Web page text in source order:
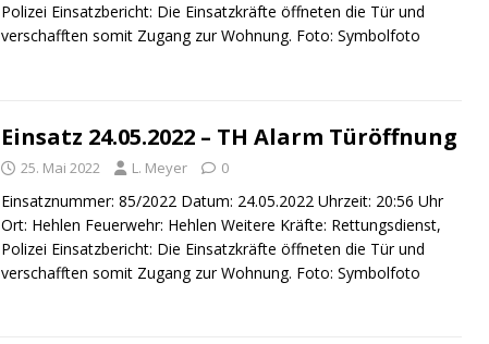
Polizei Einsatzbericht: Die Einsatzkräfte öffneten die Tür und
verschafften somit Zugang zur Wohnung. Foto: Symbolfoto
Einsatz 24.05.2022 – TH Alarm Türöffnung
25. Mai 2022 L. Meyer 0
Einsatznummer: 85/2022 Datum: 24.05.2022 Uhrzeit: 20:56 Uhr
Ort: Hehlen Feuerwehr: Hehlen Weitere Kräfte: Rettungsdienst,
Polizei Einsatzbericht: Die Einsatzkräfte öffneten die Tür und
verschafften somit Zugang zur Wohnung. Foto: Symbolfoto